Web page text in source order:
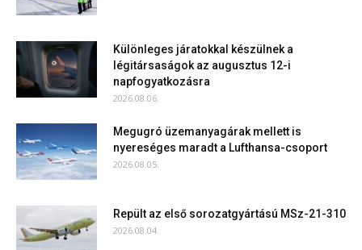
Különleges járatokkal készülnek a
légitársaságok az augusztus 12-i
napfogyatkozásra
2026.08.06.
Megugró üzemanyagárak mellett is
nyereséges maradt a Lufthansa-csoport
2026.08.05.
Repült az első sorozatgyártású MSz-21-310
2026.08.04.